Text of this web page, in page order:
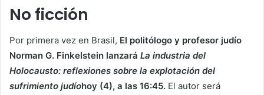
No ficción
Por primera vez en Brasil, El politólogo y profesor judío
Norman G. Finkelstein lanzará La industria del
Holocausto: reflexiones sobre la explotación del
sufrimiento judíohoy (4), a las 16:45. El autor será